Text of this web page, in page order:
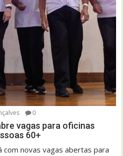
0
vagas para oficinas
60+
com novas vagas abertas para